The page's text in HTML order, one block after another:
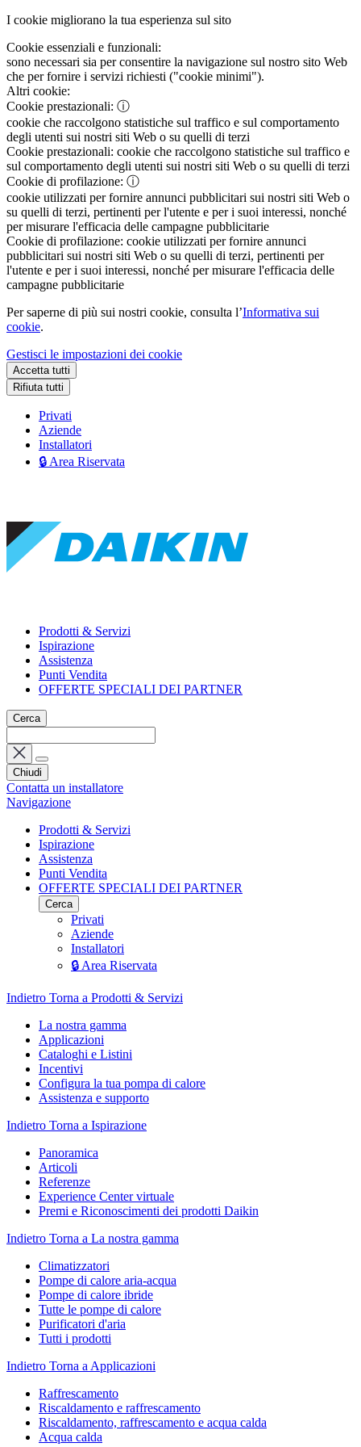
I cookie migliorano la tua esperienza sul sito
Cookie essenziali e funzionali:
sono necessari sia per consentire la navigazione sul nostro sito Web
che per fornire i servizi richiesti ("cookie minimi").
Altri cookie:
Cookie prestazionali: ⓘ
cookie che raccolgono statistiche sul traffico e sul comportamento
degli utenti sui nostri siti Web o su quelli di terzi
Cookie prestazionali: cookie che raccolgono statistiche sul traffico e
sul comportamento degli utenti sui nostri siti Web o su quelli di terzi
Cookie di profilazione: ⓘ
cookie utilizzati per fornire annunci pubblicitari sui nostri siti Web o
su quelli di terzi, pertinenti per l'utente e per i suoi interessi, nonché
per misurare l'efficacia delle campagne pubblicitarie
Cookie di profilazione: cookie utilizzati per fornire annunci
pubblicitari sui nostri siti Web o su quelli di terzi, pertinenti per
l'utente e per i suoi interessi, nonché per misurare l'efficacia delle
campagne pubblicitarie
Per saperne di più sui nostri cookie, consulta l’Informativa sui
cookie.
Gestisci le impostazioni dei cookie
Accetta tutti
Rifiuta tutti
Privati
Aziende
Installatori
🔒 Area Riservata
Prodotti & Servizi
Ispirazione
Assistenza
Punti Vendita
OFFERTE SPECIALI DEI PARTNER
Cerca
Chiudi
Contatta un installatore
Navigazione
Prodotti & Servizi
Ispirazione
Assistenza
Punti Vendita
OFFERTE SPECIALI DEI PARTNER
Cerca
Privati
Aziende
Installatori
🔒 Area Riservata
Indietro Torna a Prodotti & Servizi
La nostra gamma
Applicazioni
Cataloghi e Listini
Incentivi
Configura la tua pompa di calore
Assistenza e supporto
Indietro Torna a Ispirazione
Panoramica
Articoli
Referenze
Experience Center virtuale
Premi e Riconoscimenti dei prodotti Daikin
Indietro Torna a La nostra gamma
Climatizzatori
Pompe di calore aria-acqua
Pompe di calore ibride
Tutte le pompe di calore
Purificatori d'aria
Tutti i prodotti
Indietro Torna a Applicazioni
Raffrescamento
Riscaldamento e raffrescamento
Riscaldamento, raffrescamento e acqua calda
Acqua calda